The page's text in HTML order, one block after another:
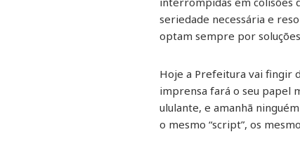
seriedade necessária e
optam sempre por
Hoje a Prefeitura vai fingir
imprensa fará o seu papel
ululante, e amanhã
o mesmo “script”, os